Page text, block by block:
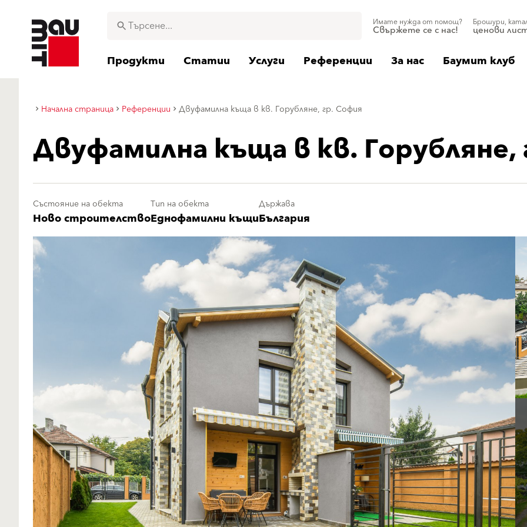
Имате нужда от помощ?
Свържете се с нас!
Брошури,
ценови
Продукти Статии Услуги Референции За нас Баумит клуб
Начална страница Референции Двуфамилна къща в кв. Горубляне, гр. София
Двуфамилна къща в кв.
Състояние на обекта
Ново строителство
Тип на обекта
Еднофамилни къщи
Държава
България